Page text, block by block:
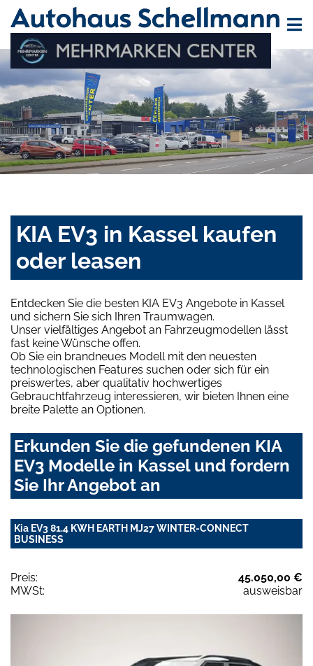
KIA EV3 in Kassel kaufen
oder leasen
Entdecken Sie die besten KIA EV3 Angebote in Kassel
und sichern Sie sich Ihren Traumwagen.
Unser vielfältiges Angebot an Fahrzeugmodellen lässt
fast keine Wünsche offen.
Ob Sie ein brandneues Modell mit den neuesten
technologischen Features suchen oder sich für ein
preiswertes, aber qualitativ hochwertiges
Gebrauchtfahrzeug interessieren, wir bieten Ihnen eine
breite Palette an Optionen.
Erkunden Sie die gefundenen KIA
EV3 Modelle in Kassel und fordern
Sie Ihr Angebot an
Kia EV3 81.4 KWH EARTH MJ27 WINTER-CONNECT
BUSINESS
Preis:
45.050,00 €
MWSt:
ausweisbar